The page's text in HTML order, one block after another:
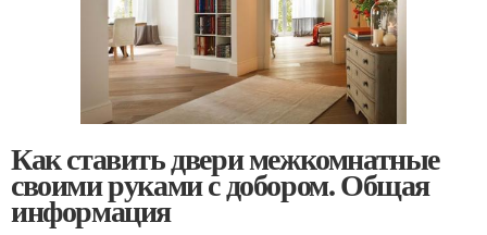
Как ставить двери межкомнатные
своими руками с добором. Общая
информация